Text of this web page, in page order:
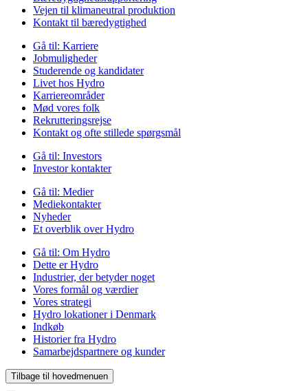
Vejen til klimaneutral produktion
Kontakt til bæredygtighed
Gå til: Karriere
Jobmuligheder
Studerende og kandidater
Livet hos Hydro
Karriereområder
Mød vores folk
Rekrutteringsrejse
Kontakt og ofte stillede spørgsmål
Gå til: Investors
Investor kontakter
Gå til: Medier
Mediekontakter
Nyheder
Et overblik over Hydro
Gå til: Om Hydro
Dette er Hydro
Industrier, der betyder noget
Vores formål og værdier
Vores strategi
Hydro lokationer i Denmark
Indkøb
Historier fra Hydro
Samarbejdspartnere og kunder
Tilbage til hovedmenuen